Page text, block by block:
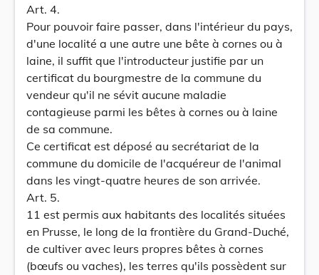
Art. 4.
Pour pouvoir faire passer, dans l'intérieur du pays,
d'une localité a une autre une bête à cornes ou à
laine, il suffit que l'introducteur justifie par un
certificat du bourgmestre de la commune du
vendeur qu'il ne sévit aucune maladie
contagieuse parmi les bêtes à cornes ou à laine
de sa commune.
Ce certificat est déposé au secrétariat de la
commune du domicile de l'acquéreur de l'animal
dans les vingt-quatre heures de son arrivée.
Art. 5.
11 est permis aux habitants des localités situées
en Prusse, le long de la frontière du Grand-Duché,
de cultiver avec leurs propres bêtes à cornes
(bœufs ou vaches), les terres qu'ils possèdent sur